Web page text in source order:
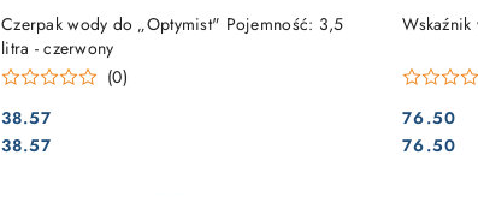
Czerpak wody do „Optymist" Pojemność: 3,5
litra - czerwony
(0)
Cena:
38.57
Cena:
38.57
DO KOSZYKA
Cena:
76.50
Cena:
76.50